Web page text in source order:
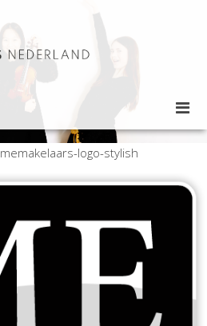
memakelaars-logo-stylish